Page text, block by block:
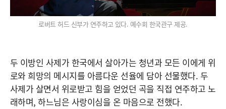
로버트 허드 신부가 연주하고 있다. 예수회 한국관구 제공.
두 이방인 사제가 한국에서 살아가는 청년과 모든 이에게 위
로와 희망의 메시지를 아름다운 선율에 담아 선물했다. 두
사제가 살면서 위로받고 힘을 얻었던 곡을 직접 연주하고 노
래하며, 하느님은 사랑이심을 온 마음으로 전했다.